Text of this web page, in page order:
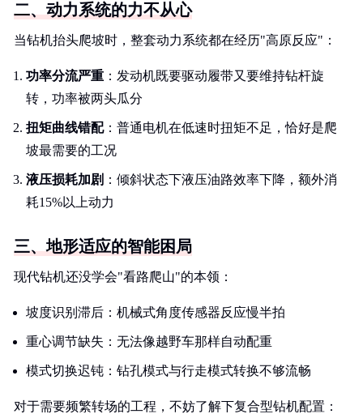
二、动力系统的力不从心
当钻机抬头爬坡时，整套动力系统都在经历"高原反应"：
功率分流严重 ：发动机既要驱动履带又要维持钻杆旋
转，功率被两头瓜分
扭矩曲线错配：普通电机在低速时扭矩不足，恰好是爬
坡最需要的工况
液压损耗加剧 ：倾斜状态下液压油路效率下降，额外消
耗15%以上动力
三、地形适应的智能困局
现代钻机还没学会"看路爬山"的本领：
坡度识别滞后：机械式角度传感器反应慢半拍
重心调节缺失：无法像越野车那样自动配重
模式切换迟钝：钻孔模式与行走模式转换不够流畅
对于需要频繁转场的工程，不妨了解下复合型钻机配置：